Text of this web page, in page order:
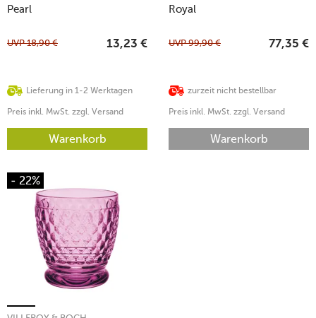
Pearl
Lieferung in 1-2 Werktagen
UVP18,90 € 13,23 €
Preis inkl. MwSt. zzgl. Versand
Warenkorb
Royal
zurzeit nicht bestellbar
UVP99,90 € 77,35 €
Preis inkl. MwSt. zzgl. Versand
Warenkorb
- 22%